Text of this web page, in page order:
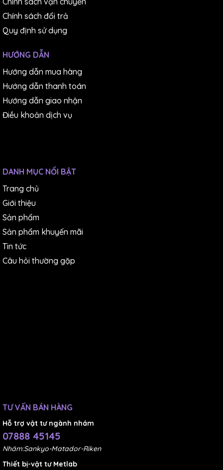
Chính sách đổi trả
Quy định sử dụng
HƯỚNG DẪN
Hướng dẫn mua hàng
Hướng dẫn thanh toán
Hướng dẫn giao nhận
Điều khoản dịch vụ
DANH MỤC NỔI BẬT
Trang chủ
Giới thiệu
Sản phẩm
Sản phẩm khuyến mãi
Tin tức
Câu hỏi thường gặp
TƯ VẤN BÁN HÀNG
Hỗ trợ vật tư ngành nhám
07888 45145
Nhám:Sankyo-Matador-Riken
Thiết bị-vật tư Metlab